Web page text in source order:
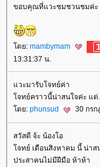
ขอบคุณที่แวะชมชวนชมค่ะ
ดย: mambymam
13:31:37 น.
วะมารับโจทย์ค่า
จทย์คราวนี้น่าสนใจค่ะ แต่
ดย: phunsud 30 กร
สวัสดี จ้ะ น้องโอ
จทย์ เดือนสิงหาคม นี้ น่าส
ประสาคนไม่มีฝีมือ ห้าห้า